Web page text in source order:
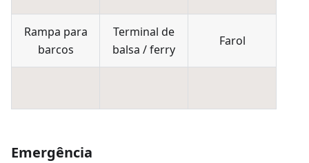
Rampa para
barcos
Terminal de
balsa / ferry
Farol
Emergência